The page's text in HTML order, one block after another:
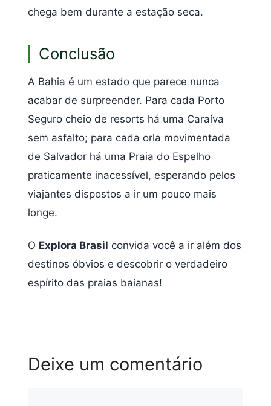
chega bem durante a estação seca.
Conclusão
A Bahia é um estado que parece nunca
acabar de surpreender. Para cada Porto
Seguro cheio de resorts há uma Caraíva
sem asfalto; para cada orla movimentada
de Salvador há uma Praia do Espelho
praticamente inacessível, esperando pelos
viajantes dispostos a ir um pouco mais
longe.
O Explora Brasil convida você a ir além dos
destinos óbvios e descobrir o verdadeiro
espírito das praias baianas!
Deixe um comentário